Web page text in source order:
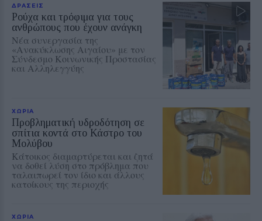
ΔΡΑΣΕΙΣ
Ρούχα και τρόφιμα για τους
ανθρώπους που έχουν ανάγκη
Νέα συνεργασία της
«Ανακύκλωσης Αιγαίου» με τον
Σύνδεσμο Κοινωνικής Προστασίας
και Αλληλεγγύης
ΧΩΡΙΑ
Προβληματική υδροδότηση σε
σπίτια κοντά στο Κάστρο του
Μολύβου
Κάτοικος διαμαρτύρεται και ζητά
να δοθεί λύση στο πρόβλημα που
ταλαιπωρεί τον ίδιο και άλλους
κατοίκους της περιοχής
ΧΩΡΙΑ